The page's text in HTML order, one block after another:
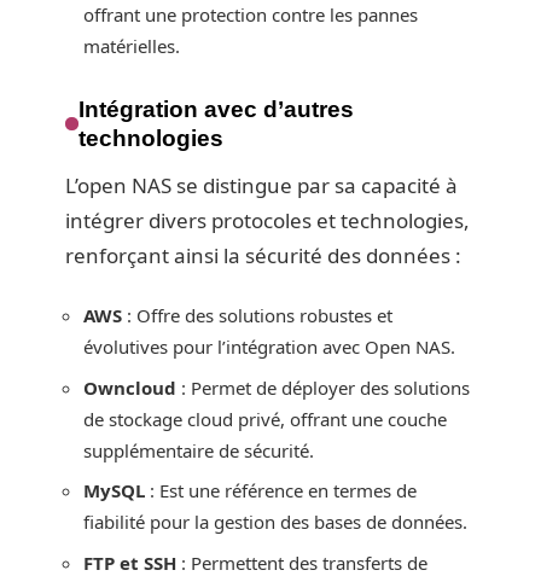
offrant une protection contre les pannes
matérielles.
Intégration avec d’autres
technologies
L’open NAS se distingue par sa capacité à
intégrer divers protocoles et technologies,
renforçant ainsi la sécurité des données :
AWS : Offre des solutions robustes et
évolutives pour l’intégration avec Open NAS.
Owncloud : Permet de déployer des solutions
de stockage cloud privé, offrant une couche
supplémentaire de sécurité.
MySQL : Est une référence en termes de
fiabilité pour la gestion des bases de données.
FTP et SSH : Permettent des transferts de